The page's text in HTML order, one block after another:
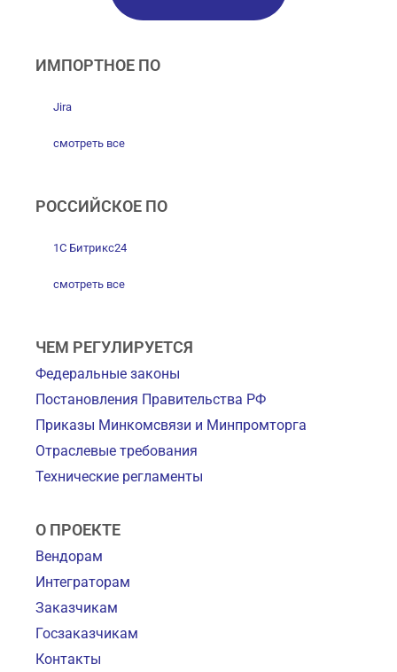
ИМПОРТНОЕ ПО
Jira
смотреть все
РОССИЙСКОЕ ПО
1С Битрикс24
смотреть все
ЧЕМ РЕГУЛИРУЕТСЯ
Федеральные законы
Постановления Правительства РФ
Приказы Минкомсвязи и Минпромторга
Отраслевые требования
Технические регламенты
О ПРОЕКТЕ
Вендорам
Интеграторам
Заказчикам
Госзаказчикам
Контакты